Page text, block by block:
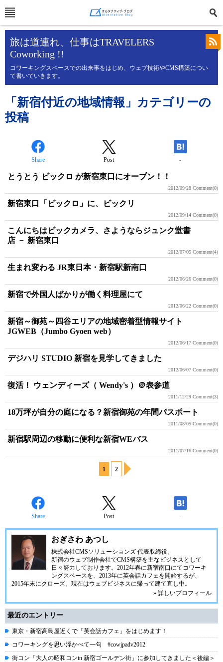
旅は道連れ、仕事はTRAVELERS
Coworking !!
コワーキングスペースでの出来事をはじめ、ウェブ技術やCMS構築につい
て書いていきます。
「新宿付近の地域情報」カテゴリーの
投稿
Share Post -
とうとう ビックロ が新宿東口にオープン！！
2012/09/28 Comment(0)
新宿東口「ビックロ」に、ビックリ
2012/09/14 Comment(0)
こんにちはビックカメラ、さようならジュンク堂書
店 － 新宿東口
2012/07/05 Comment(4)
生まれ変わる JR東日本・新宿駅新南口
2012/06/26 Comment(0)
新宿で外国人ばかりが働く料理屋にて
2012/06/22 Comment(0)
新宿～御苑～四谷エリアの地域密着型情報サイト
JGWEB（Jumbo Gyoen web）
2012/06/17 Comment(0)
デジハリ STUDIO 新宿を見学してきました
2012/06/07 Comment(0)
復活！ ウェンディーズ（ Wendy's ）＠表参道
2011/12/29 Comment(3)
18万坪が自分の庭になる？新宿御苑の年間パスポート
2011/08/05 Comment(0)
新宿駅周辺の移動に便利な新宿WEバス
2011/07/16 Comment(0)
1 2
Share Post -
おぎさわ あつし
株式会社CMSソリューションズ 代表取締役。
新宿のウェブ制作会社でCMS構築を主なビジネスとして
日々努力しております。2012年春に新宿南口にてコワーキ
ングスペースを、2013年に英会話カフェを開始するが、
2015年末にクローズ。現在はウェブビジネスに帰って建て直し中。
» 詳しいプロフィール
最近のエントリー
東京・新宿高島屋近くで「英会話カフェ」をはじめます！
コワーキングを思い浮かべて一句 #cowjpadv2012
街コン「大人の昭和コンin 新宿ゴールデン街」に参加してきました＜後編＞